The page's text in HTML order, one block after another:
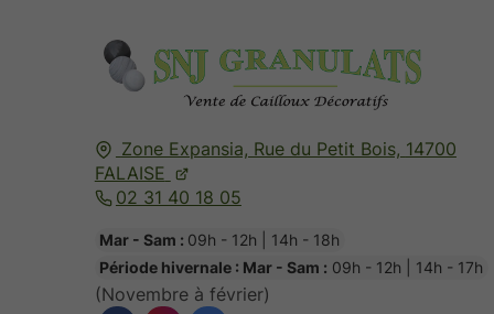
Zone Expansia, Rue du Petit Bois, 14700
FALAISE
02 31 40 18 05
Mar - Sam : 09h - 12h | 14h - 18h
Période hivernale : Mar - Sam : 09h - 12h | 14h - 17h
(Novembre à février)